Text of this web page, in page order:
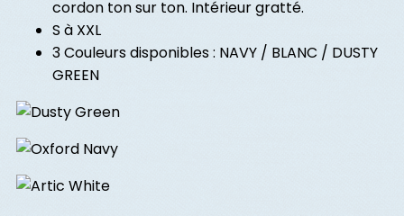
cordon ton sur ton. Intérieur gratté.
S à XXL
3 Couleurs disponibles: NAVY / BLANC / DUSTY
GREEN